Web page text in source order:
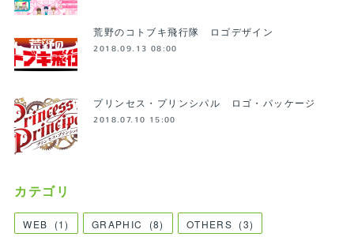
荒野のコトブキ飛行隊 ロゴデザイン
2018.09.13 08:00
プリンセス・プリンシパル ロゴ・パッケージ
2018.07.10 15:00
カテゴリ
WEB (1) GRAPHIC (8) OTHERS (3)